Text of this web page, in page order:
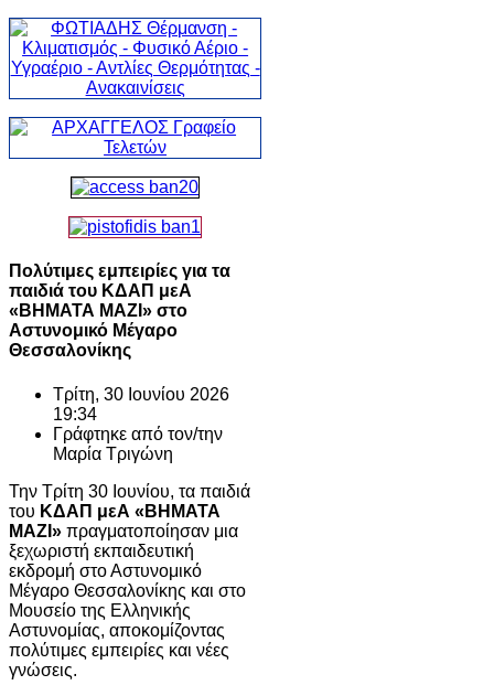
Πολύτιμες εμπειρίες για τα
παιδιά του ΚΔΑΠ μεΑ
«ΒΗΜΑΤΑ ΜΑΖΙ» στο
Αστυνομικό Μέγαρο
Θεσσαλονίκης
Τρίτη, 30 Ιουνίου 2026
19:34
Γράφτηκε από τον/την
Μαρία Τριγώνη
Την Τρίτη 30 Ιουνίου, τα παιδιά
του ΚΔΑΠ μεΑ «ΒΗΜΑΤΑ
ΜΑΖΙ» πραγματοποίησαν μια
ξεχωριστή εκπαιδευτική
εκδρομή στο Αστυνομικό
Μέγαρο Θεσσαλονίκης και στο
Μουσείο της Ελληνικής
Αστυνομίας, αποκομίζοντας
πολύτιμες εμπειρίες και νέες
γνώσεις.